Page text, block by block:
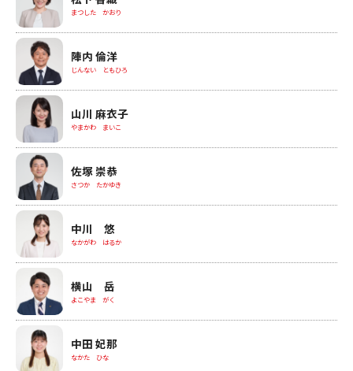
まつした かおり
陣内 倫洋
じんない ともひろ
山川 麻衣子
やまかわ まいこ
佐塚 崇恭
さつか たかゆき
中川 悠
なかがわ はるか
横山 岳
よこやま がく
中田 妃那
なかた ひな